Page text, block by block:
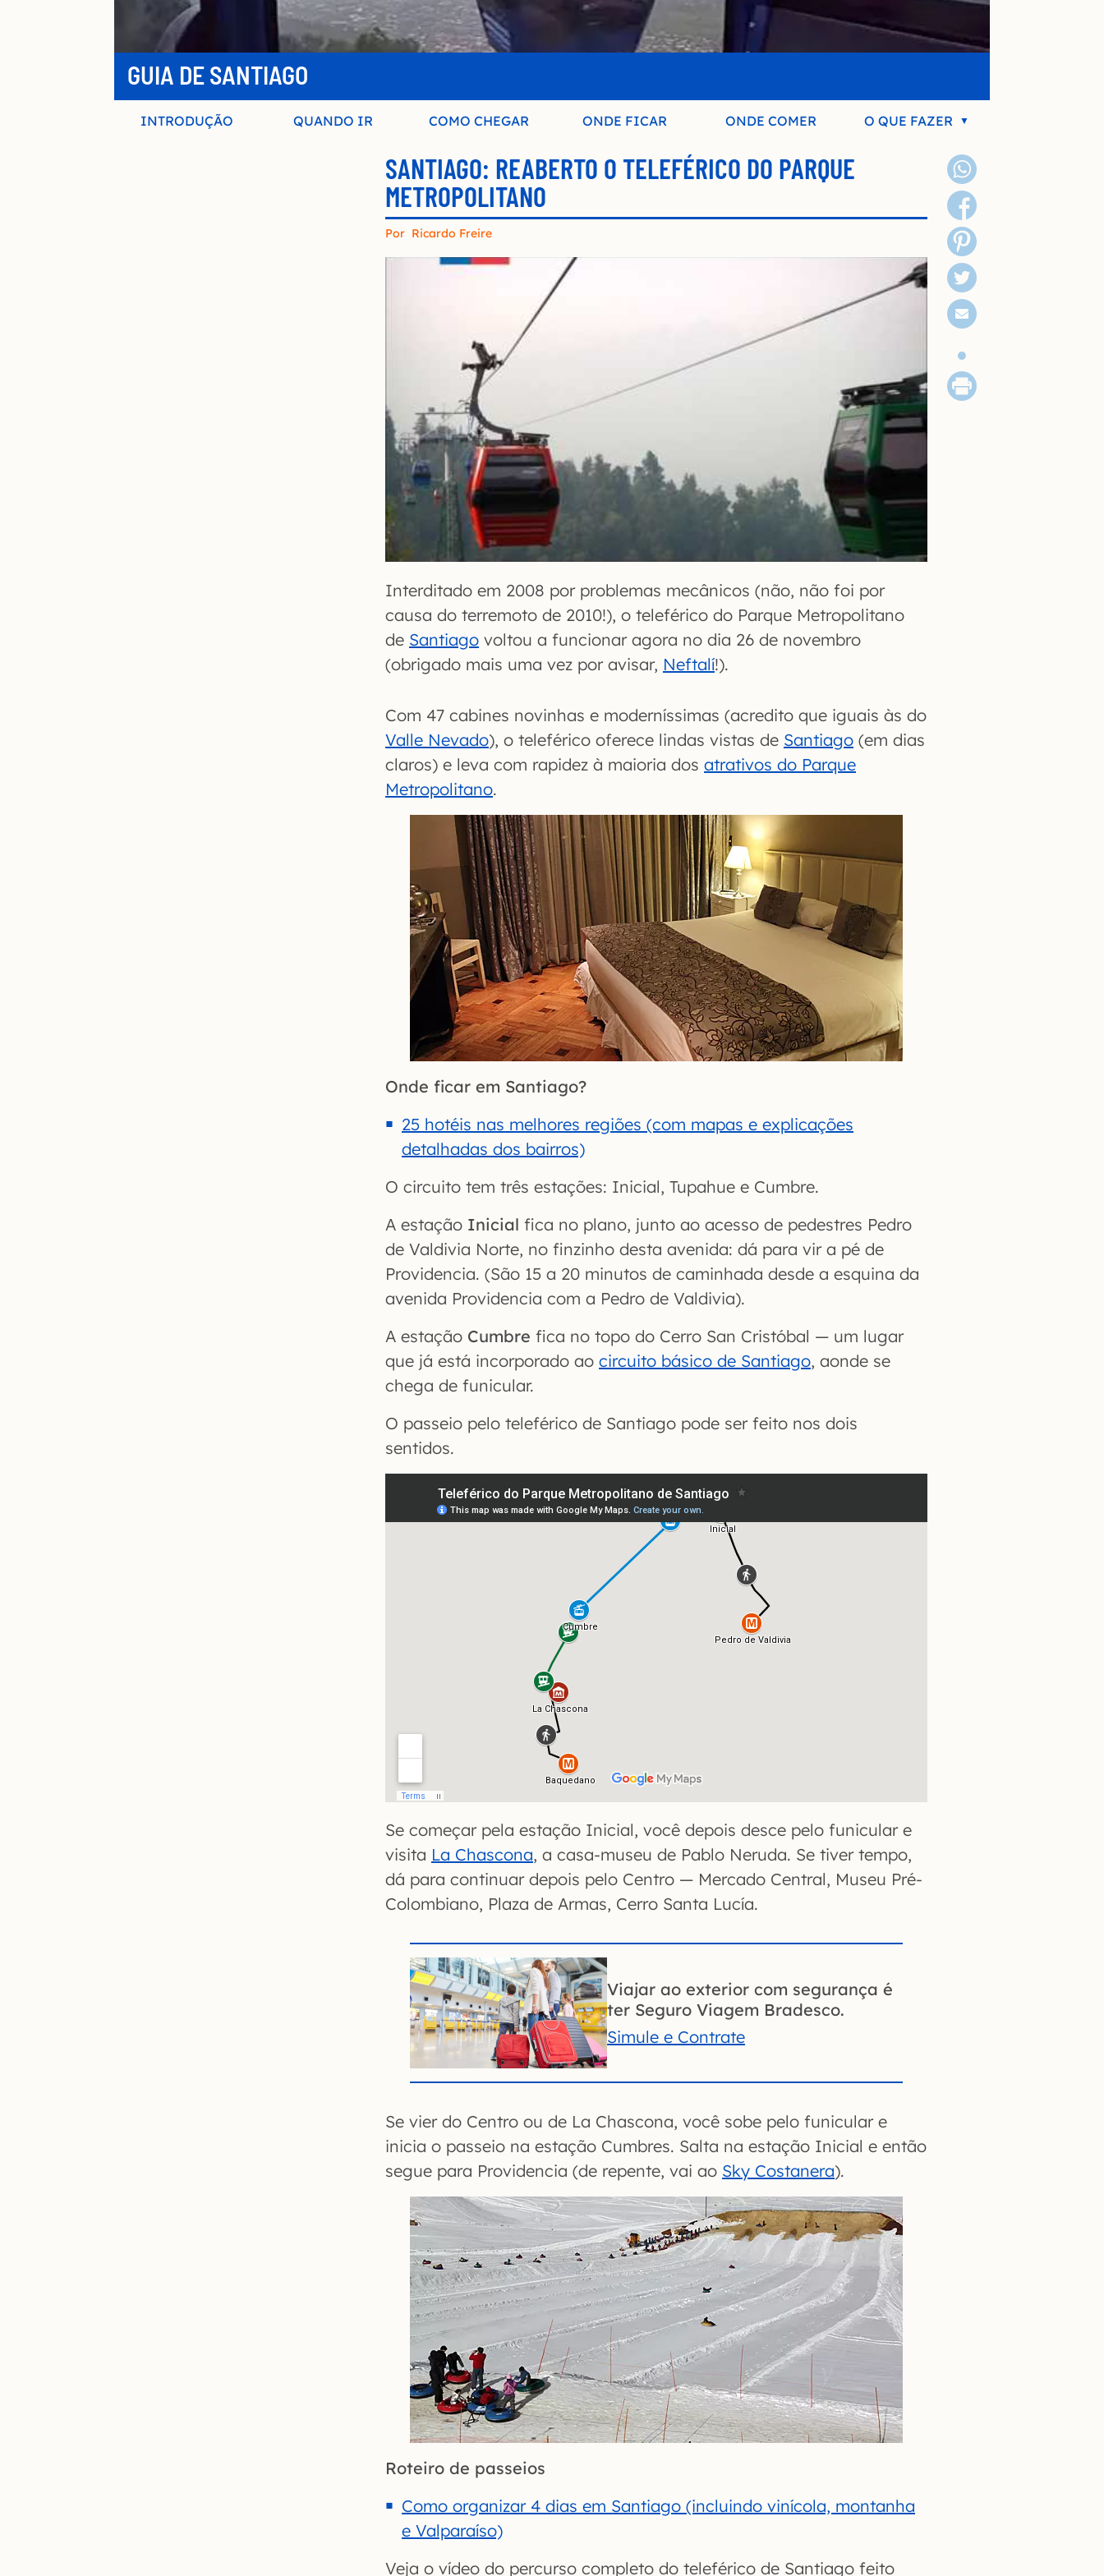
GUIA DE SANTIAGO
INTRODUÇÃO QUANDO IR COMO CHEGAR ONDE FICAR ONDE COMER O QUE FAZER
SANTIAGO: REABERTO O TELEFÉRICO DO PARQUE
METROPOLITANO
Por Ricardo Freire
Interditado em 2008 por problemas mecânicos (não, não foi por
causa do terremoto de 2010!), o teleférico do Parque Metropolitano
de Santiago voltou a funcionar agora no dia 26 de novembro
(obrigado mais uma vez por avisar, Neftalí!).
Com 47 cabines novinhas e moderníssimas (acredito que iguais às do
Valle Nevado), o teleférico oferece lindas vistas de Santiago (em dias
claros) e leva com rapidez à maioria dos atrativos do Parque
Metropolitano.
Onde ficar em Santiago?
25 hotéis nas melhores regiões (com mapas e explicações
detalhadas dos bairros)
O circuito tem três estações: Inicial, Tupahue e Cumbre.
A estação Inicial fica no plano, junto ao acesso de pedestres Pedro
de Valdivia Norte, no finzinho desta avenida: dá para vir a pé de
Providencia. (São 15 a 20 minutos de caminhada desde a esquina da
avenida Providencia com a Pedro de Valdivia).
A estação Cumbre fica no topo do Cerro San Cristóbal — um lugar
que já está incorporado ao circuito básico de Santiago, aonde se
chega de funicular.
O passeio pelo teleférico de Santiago pode ser feito nos dois
sentidos.
Se começar pela estação Inicial, você depois desce pelo funicular e
visita La Chascona, a casa-museu de Pablo Neruda. Se tiver tempo,
dá para continuar depois pelo Centro — Mercado Central, Museu Pré-
Colombiano, Plaza de Armas, Cerro Santa Lucía.
Viajar ao exterior com segurança é
ter Seguro Viagem Bradesco.
Simule e Contrate
Se vier do Centro ou de La Chascona, você sobe pelo funicular e
inicia o passeio na estação Cumbres. Salta na estação Inicial e então
segue para Providencia (de repente, vai ao Sky Costanera).
Roteiro de passeios
Como organizar 4 dias em Santiago (incluindo vinícola, montanha
e Valparaíso)
Veja o vídeo do percurso completo do teleférico de Santiago feito